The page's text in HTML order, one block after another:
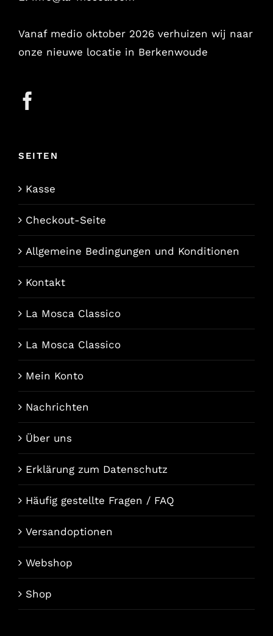
Vanaf medio oktober 2026 verhuizen wij naar
onze nieuwe locatie in Berkenwoude
SEITEN
Kasse
Checkout-Seite
Allgemeine Bedingungen und Konditionen
Kontakt
La Mosca Classico
La Mosca Classico
Mein Konto
Nachrichten
Über uns
Erklärung zum Datenschutz
Häufig gestellte Fragen / FAQ
Versandoptionen
Webshop
Shop